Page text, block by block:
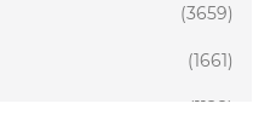
(3659)
(1661)
(1128)